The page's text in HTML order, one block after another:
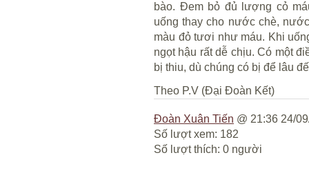
bào. Đem bỏ đủ lượng cỏ
uống thay cho nước chè,
màu đỏ tươi như máu. Khi
ngọt hậu rất dễ chịu. Có một
bị thiu, dù chúng có bị để lâu
Theo P.V (Đại Đoàn Kết)
Đoàn Xuân Tiến @ 21:36 24/
Số lượt xem: 182
Số lượt thích: 0 người